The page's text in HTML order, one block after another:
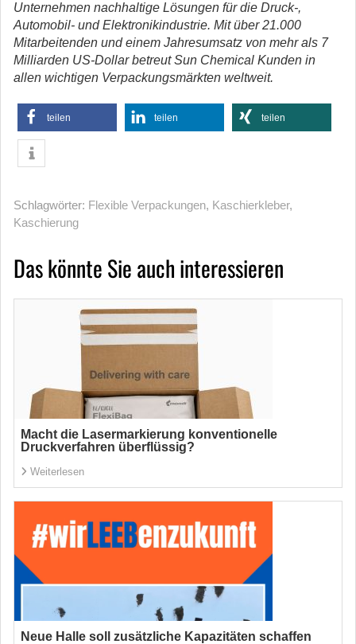
Unternehmen nachhaltige Lösungen für die Druck-,
Automobil- und Elektronikindustrie. Mit über 21.000
Mitarbeitenden und einem Jahresumsatz von mehr als 7
Milliarden US-Dollar betreut Sun Chemical Kunden in
allen wichtigen Verpackungsmärkten weltweit.
teilen teilen teilen
Schlagwörter: Flexible Verpackungen, Kaschierkleber,
Kaschierung
Das könnte Sie auch interessieren
Macht die Lasermarkierung konventionelle
Druckverfahren überflüssig?
Weiterlesen
Neue Halle soll zusätzliche Kapazitäten schaffen